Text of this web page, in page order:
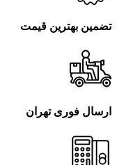
تضمین بهترین قیمت
ارسال فوری تهران